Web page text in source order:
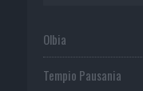
Olbia
Tempio Pausania